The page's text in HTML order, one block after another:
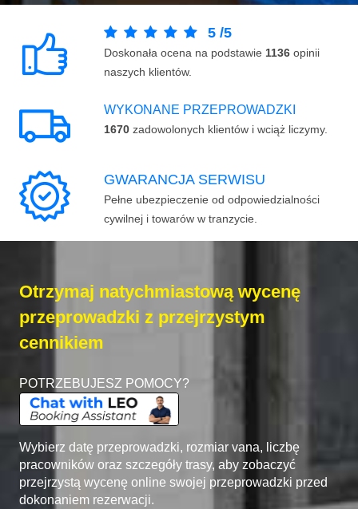
5 /5
Doskonała ocena na podstawie 1136 opinii
naszych klientów.
WYKONANE PRZEPROWADZKI
1670 zadowolonych klientów i wciąż liczymy.
GWARANCJA SERWISU
Pełne ubezpieczenie od odpowiedzialności
cywilnej i towarów w tranzycie.
Otrzymaj natychmiastową wycenę
przeprowadzki z przejrzystym
cennikiem
POTRZEBUJESZ POMOCY?
Wybierz datę przeprowadzki, rozmiar vana, liczbę
pracowników oraz szczegóły trasy, aby zobaczyć
przejrzystą wycenę online swojej przeprowadzki przed
dokonaniem rezerwacji.